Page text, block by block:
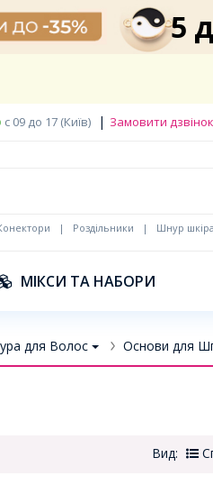
5
c 09 до 17 (Київ) | Замовити дзвінок
| Роздільники | Шнур шкіра
МІКСИ ТА НАБОРИ
для Волос Основи для
Вид: